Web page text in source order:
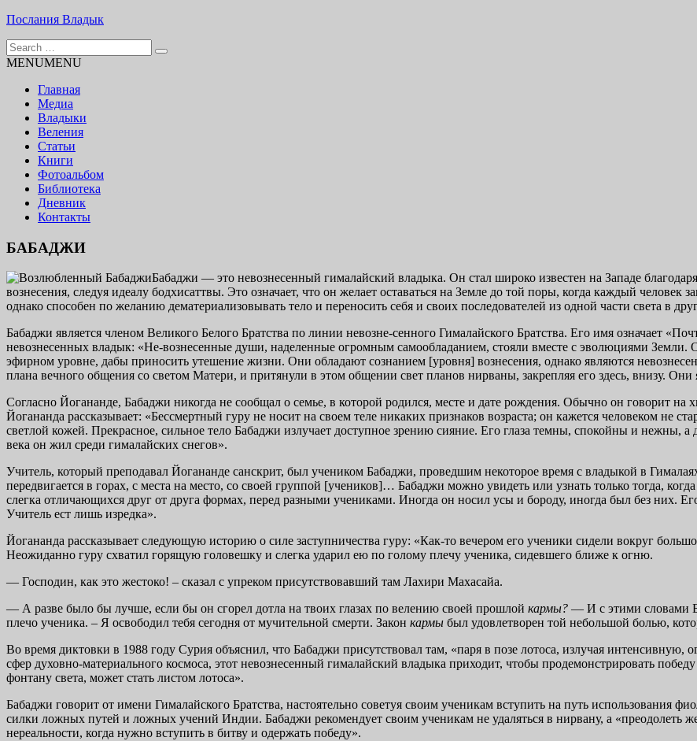
Skip
content
Послания Владык
Основу сайта представляют Послания, или Диктовки, принятые Марком и Элизабет Профететами
Search
for:
MENUMENU
Главная
Медиа
Владыки
Веления
Статьи
Книги
Фотоальбом
Библиотека
Дневник
Контакты
БАБАДЖИ
Бабаджи — это невознесенный гималайский владыка. Он стал широко известен на Западе
вознесения, следуя идеалу бодхисаттвы. Это означает, что он желает оставаться на Земле до той поры, когда каждый
однако спосо­бен по желанию дематериализовывать тело и переносить себя и своих пос­ледователей из одной части света в
Бабаджи является членом Великого Белого Братства по линии невозне-сенного Гималайского Братства. Его имя означает
невознесенных владык: «Не-вознесенные души, наделенные огромным самообладанием, стояли вместе с эволюциями Земли.
эфирном уровне, дабы приносить утешение жизни. Они об­ладают сознанием [уровня] вознесения, однако являются
плана вечного обще­ния со светом Матери, и притянули в этом общении свет планов нирваны, закрепляя его здесь, внизу.
Согласно Йогананде, Бабаджи никогда не сообщал о семье, в которой родился, месте и дате рождения. Обычно он говорит на
Йогананда рассказывает: «Бессмертный гуру не носит на своем теле никаких признаков возраста; он кажется человеком не
светлой кожей. Прекрасное, сильное тело Бабаджи излучает дос­тупное зрению сияние. Его глаза темны, спокойны и
века он жил среди гималайских снегов».
Учитель, который преподавал Йогананде санскрит, был учеником Ба­баджи, проведшим некоторое время с владыкой в
передвигается в горах, с мес­та на место, со своей группой [учеников]… Бабаджи можно увидеть или узнать только тогда,
слегка отличающихся друг от друга формах, перед разными учениками. Иногда он носил усы и бороду, иногда был без них.
Учитель ест лишь из­редка».
Йогананда рассказывает следующую историю о силе заступничества гу­ру: «Как-то вечером его ученики сидели вокруг
Неожиданно гуру схватил горя­щую головешку и слегка ударил ею по голому плечу ученика, сидевшего ближе к огню.
— Господин, как это жестоко! – сказал с упреком присутствовавший там Лахири Махасайа.
— А разве было бы лучше, если бы он сгорел дотла на твоих глазах по ве­лению своей прошлой кармы? — И с этими словами
плечо ученика. – Я освободил тебя сегодня от мучительной смерти. Закон кармы был удовлетворен той неболь­шой болью,
Во время диктовки в 1988 году Сурия объяснил, что Бабаджи присут­ствовал там, «паря в позе лотоса, излучая интенсивную,
сфер духовно-материального космоса, этот невознесенный гималайский владыка приходит, чтобы про­демонстрировать
фонтану света, может стать листом лотоса».
Бабаджи говорит от имени Гималайского Братства, настоятельно сове­туя своим ученикам вступить на путь использования
силки ложных путей и ложных учений Индии. Бабаджи рекомендует своим ученикам не удаляться в нир­вану, а «преодолеть
нереальности, когда нужно вступить в битву и одержать победу».